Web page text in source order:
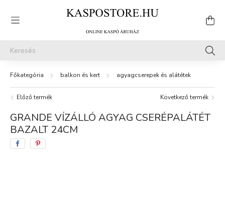
balkon és kert agyagcserepek és alátétek
Előző termék Következő termék
GRANDE VÍZÁLLÓ AGYAG CSERÉPALÁTÉT
BAZALT 24CM